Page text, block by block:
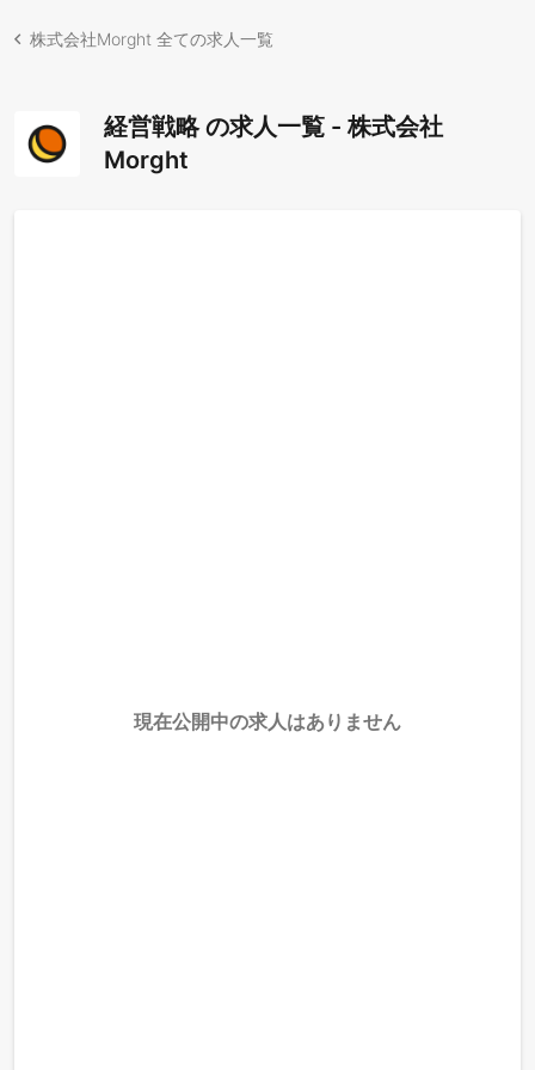
株式会社Morght 全ての求人一覧
経営戦略 の求人一覧 - 株式会社
Morght
現在公開中の求人はありません